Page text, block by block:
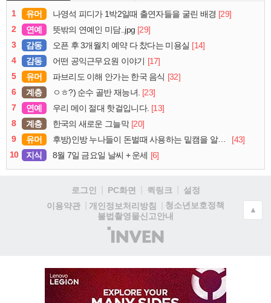
1 유머 나영석 피디가 1박2일때 출연자들을 굴린 배경 [29]
2
연예 뜻밖의 연예인 미담..jpg [29]
3
감동 오픈 후 3개월치 예약 다 찼다는 미용실 [14]
4
감동 어떤 공익근무요원 이야기 [17]
5
유머 파브리도 이해 안가는 한국 음식 [32]
6
계층 ㅇㅎ?) 순수 골반 재능녀. [23]
7
연예 우리 메이 절대 핫걸입니다. [13]
8
계층 한국의 새로운 그늘막 [20]
9
유머 후방)인방 누나들이 돈벌때 사용하는 밑캠을 알아보자
[43]
10
지식 8월 7일 금요일 날씨 + 운세 [6]
로그인 PC화면 퀵링크
설정
이용약관
개인정보처리방침
청소년보호정책
불법촬영물신고안내
(주)
인
▲